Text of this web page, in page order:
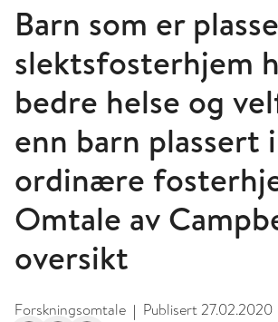
Barn som er
slektsfosterhjem
bedre helse og
enn barn plassert i
ordinære
Omtale av
oversikt
Forskningsomtale | Publisert27.02.2020